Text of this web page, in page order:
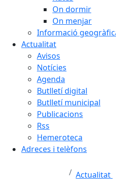
On dormir
On menjar
Informació
Actualitat
Avisos
Notícies
Agenda
Butlletí digital
Butlletí municipal
Publicacions
Rss
Hemeroteca
Adreces i telèfons
Actualitat